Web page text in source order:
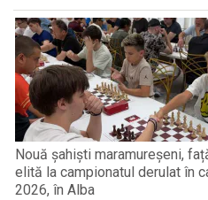
Nouă șahiști maramureșeni,
elită la campionatul derulat în
2026, în Alba